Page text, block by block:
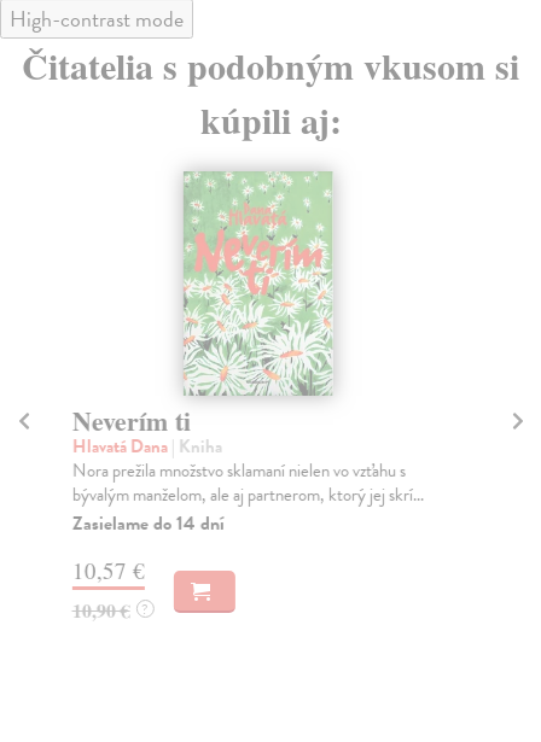
High-contrast mode
Čitatelia s podobným vkusom si
kúpili aj:
Neverím ti
Hlavatá Dana| Kniha
Nora prežila množstvo sklamaní nielen vo vzťahu s
bývalým manželom, ale aj partnerom, ktorý jej skrí...
Zasielame do 14 dní
10,57 €
10,90 € ?